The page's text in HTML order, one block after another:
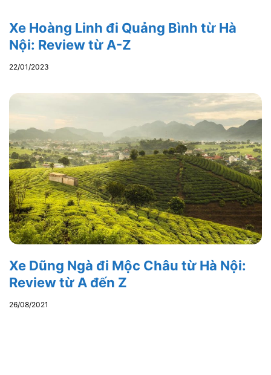
Xe Hoàng Linh đi Quảng Bình từ Hà
Nội: Review từ A-Z
22/01/2023
Xe Dũng Ngà đi Mộc Châu từ Hà Nội:
Review từ A đến Z
26/08/2021